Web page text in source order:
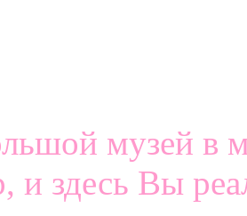
музей в
здесь Вы